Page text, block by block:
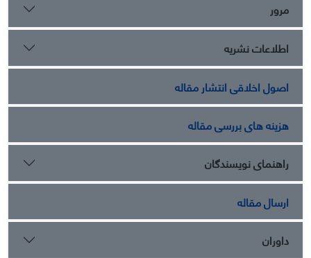
مرور
اطلاعات نشریه
اصول اخلاقی انتشار مقاله
هزینه های بررسی مقاله
راهنمای نویسندگان
ارسال مقاله
داوران